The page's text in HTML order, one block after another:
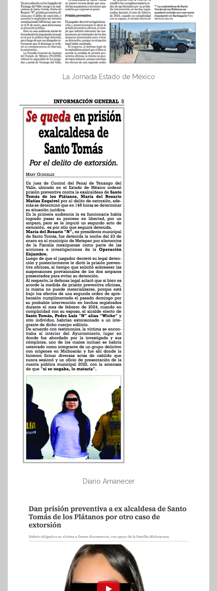
La Jornada Estado de México
Diario Amanecer